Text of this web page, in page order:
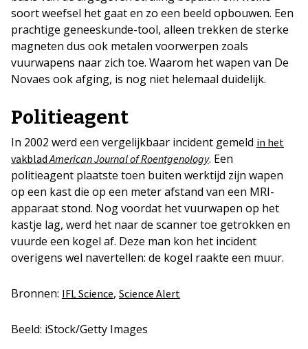
soort weefsel het gaat en zo een beeld opbouwen. Een
prachtige geneeskunde-tool, alleen trekken de sterke
magneten dus ook metalen voorwerpen zoals
vuurwapens naar zich toe. Waarom het wapen van De
Novaes ook afging, is nog niet helemaal duidelijk.
Politieagent
In 2002 werd een vergelijkbaar incident gemeld in het
vakbladAmerican Journal of Roentgenology. Een
politieagent plaatste toen buiten werktijd zijn wapen
op een kast die op een meter afstand van een MRI-
apparaat stond. Nog voordat het vuurwapen op het
kastje lag, werd het naar de scanner toe getrokken en
vuurde een kogel af. Deze man kon het incident
overigens wel navertellen: de kogel raakte een muur.
Bronnen: IFL Science, Science Alert
Beeld: iStock/Getty Images